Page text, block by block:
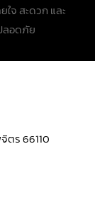
ใจ สะดวก และ
ลอดภัย
ตร 66110